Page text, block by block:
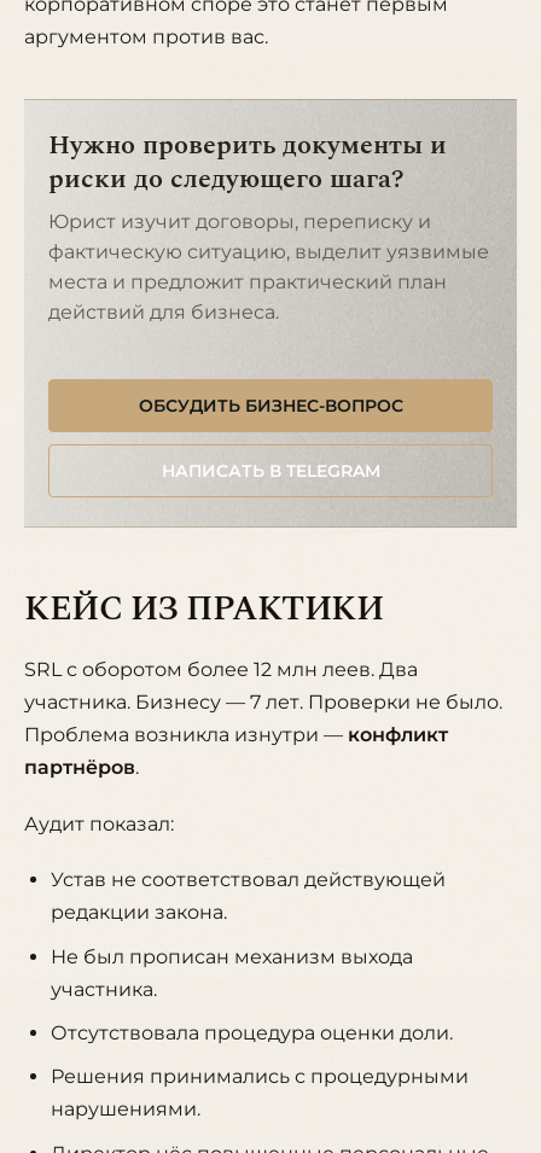
аргументом против вас.
Нужно проверить документы и
риски до следующего шага?
Юрист изучит договоры, переписку и
фактическую ситуацию, выделит уязвимые
места и предложит практический план
действий для бизнеса.
ОБСУДИТЬ БИЗНЕС-ВОПРОС
НАПИСАТЬ В TELEGRAM
КЕЙС ИЗ ПРАКТИКИ
SRL с оборотом более 12 млн леев. Два
участника. Бизнесу — 7 лет. Проверки не было.
Проблема возникла изнутри — конфликт
партнёров.
Аудит показал:
Устав не соответствовал действующей
редакции закона.
Не был прописан механизм выхода
участника.
Отсутствовала процедура оценки доли.
Решения принимались с процедурными
нарушениями.